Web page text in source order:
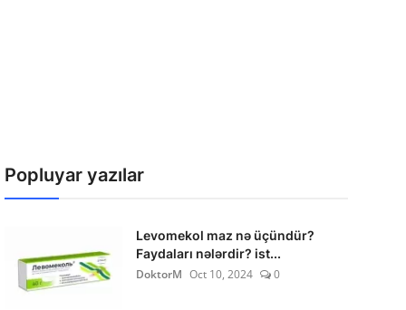
Popluyar yazılar
Levomekol maz nə üçündür?
Faydaları nələrdir? ist...
DoktorM Oct 10, 2024 0